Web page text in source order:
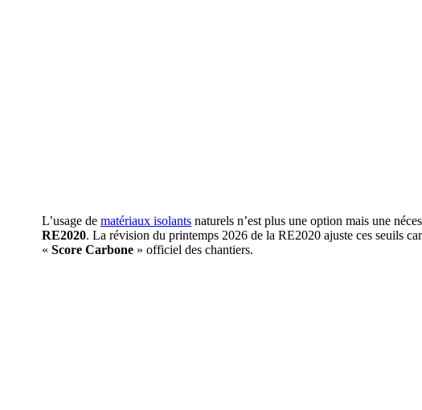
L’usage de matériaux isolants naturels n’est plus une option mais une
RE2020. La révision du printemps 2026 de la RE2020 ajuste ces seuils
« Score Carbone » officiel des chantiers.